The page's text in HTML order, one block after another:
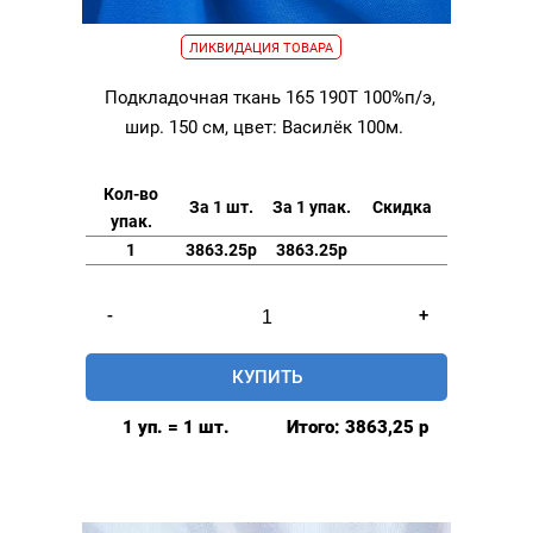
ЛИКВИДАЦИЯ ТОВАРА
Подкладочная ткань 165 190Т 100%п/э,
шир. 150 см, цвет: Василёк 100м.
Кол-во
упак.
За 1 шт. За 1 упак. Скидка
1 3863.25р 3863.25р
-
товара
Подкладочная
ткань
+
КУПИТЬ
1 уп. = 1 шт. Итого: 3863,25 р